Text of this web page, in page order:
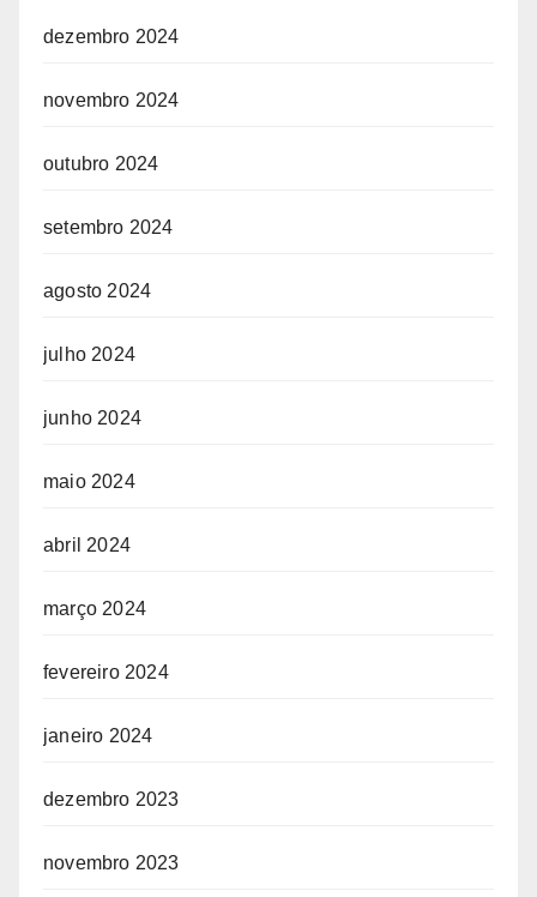
dezembro 2024
novembro 2024
outubro 2024
setembro 2024
agosto 2024
julho 2024
junho 2024
maio 2024
abril 2024
março 2024
fevereiro 2024
janeiro 2024
dezembro 2023
novembro 2023